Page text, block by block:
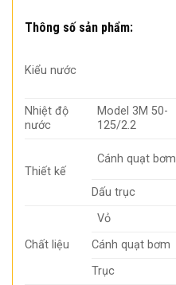
Thông số sản phẩm:
Kiểu nước
Nhiệt độ
nước
Model 3M 50-
125/2.2
Thiết kế
Cánh quạt bơm
Dấu trục
Chất liệu
Vỏ
Cánh quạt bơm
Trục